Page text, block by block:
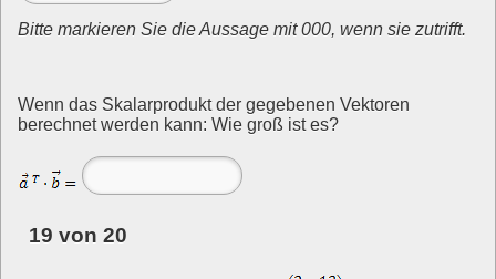
Bitte markieren Sie die Aussage mit 000, wenn sie zutrifft.
Wenn das Skalarprodukt der gegebenen Vektoren
berechnet werden kann: Wie groß ist es?
19 von 20